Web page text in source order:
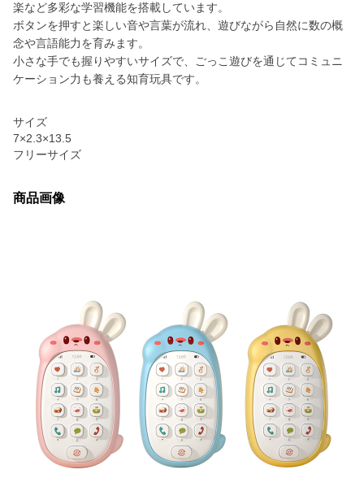
楽など多彩な学習機能を搭載しています。
ボタンを押すと楽しい音や言葉が流れ、遊びながら自然に数の概
念や言語能力を育みます。
小さな手でも握りやすいサイズで、ごっこ遊びを通じてコミュニ
ケーション力も養える知育玩具です。
サイズ
7×2.3×13.5
フリーサイズ
商品画像